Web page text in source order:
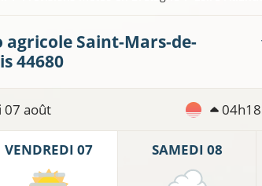
agricole Saint-Mars-de-
44680
07 août 04h18
VENDREDI 07 SAMEDI 08
13°C